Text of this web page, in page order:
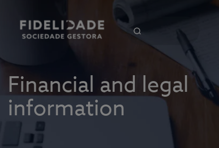
Financial and legal
information